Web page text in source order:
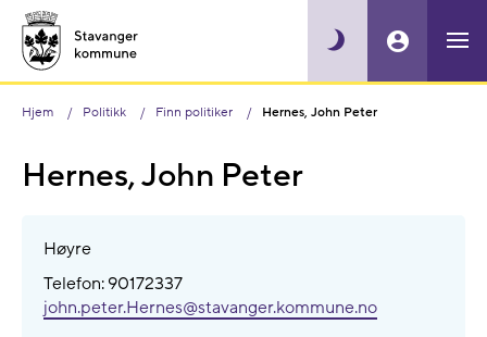
Hjem Politikk Finn politiker Hernes, John Peter
Hernes, John Peter
Høyre
Telefon: 90172337
john.peter.Hernes@​stavanger.kommune.no